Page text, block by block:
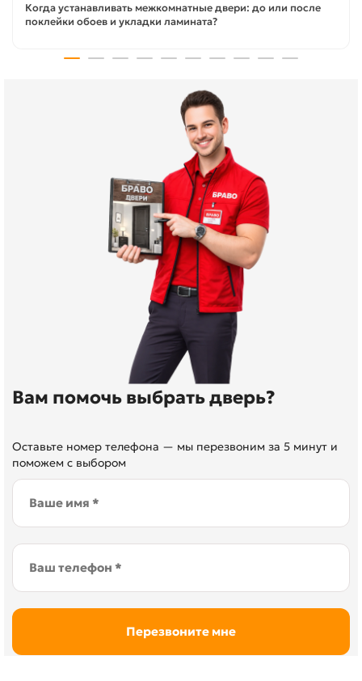
Когда устанавливать межкомнатные двери: до или после
поклейки обоев и укладки ламината?
Вам помочь выбрать дверь?
Оставьте номер телефона — мы перезвоним за 5 минут и
поможем с выбором